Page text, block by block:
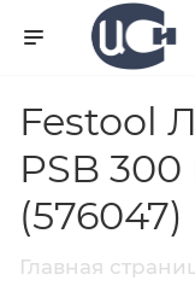
Festool
PSB
(576047)
Главная